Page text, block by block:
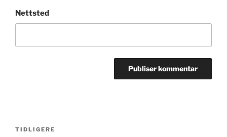
Nettsted
Innleggsnavigasjon
Forrige
TIDLIGERE